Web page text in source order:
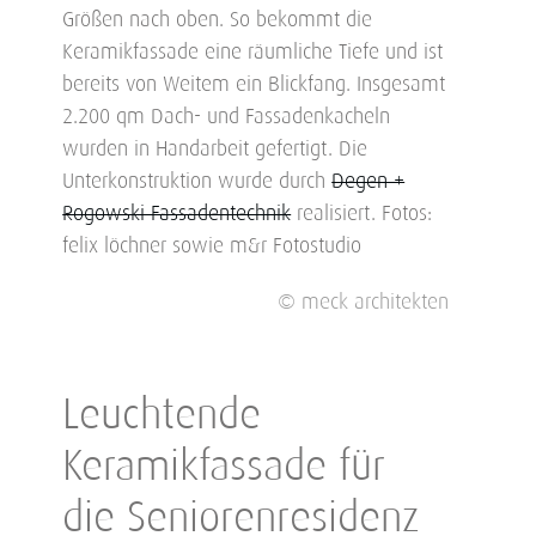
Größen nach oben. So bekommt die
Keramikfassade eine räumliche Tiefe und ist
bereits von Weitem ein Blickfang. Insgesamt
2.200 qm Dach- und Fassadenkacheln
wurden in Handarbeit gefertigt. Die
Unterkonstruktion wurde durchDegen +
Rogowski Fassadentechnikrealisiert. Fotos:
felix löchner sowie m&r Fotostudio
© meck architekten
Leuchtende
Keramikfassade für
die Seniorenresidenz